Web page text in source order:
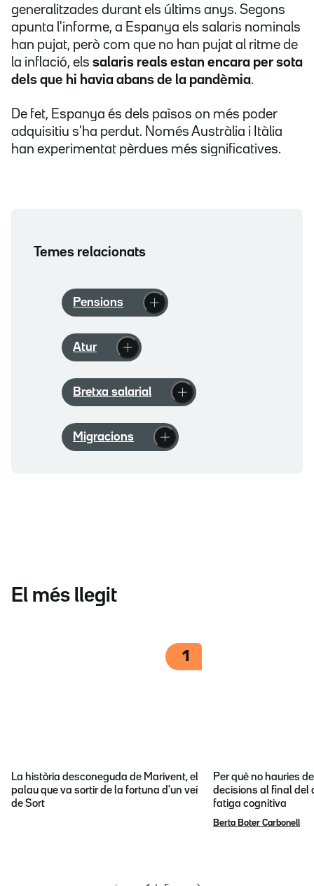
generalitzades durant els últims anys. Segons
apunta l'informe, a Espanya els salaris nominals
han pujat, però com que no han pujat al ritme de
la inflació, els salaris reals estan encara per sota
dels que hi havia abans de la pandèmia.
De fet, Espanya és dels països on més poder
adquisitiu s'ha perdut. Només Austràlia i Itàlia
han experimentat pèrdues més significatives.
Temes relacionats
Pensions
Atur
Bretxa salarial
Migracions
El més llegit
1
La història desconeguda de Marivent, el
palau que va sortir de la fortuna d'un veí
de Sort
Per què no hauries
decisions al final del
fatiga cognitiva
Berta Boter Carbonell